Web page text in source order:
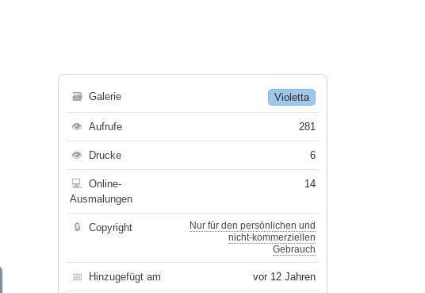
🗃 Galerie Violetta
👁 Aufrufe 281
👁 Drucke 6
💻
Online-
Ausmalungen
14
🔒 Copyright
Nur für den persönlichen und
nicht-kommerziellen
Gebrauch
📅 Hinzugefügt am vor 12 Jahren